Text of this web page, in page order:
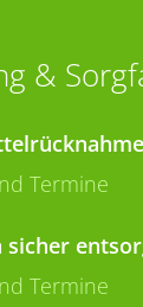
&
Termine
sicher
Termine